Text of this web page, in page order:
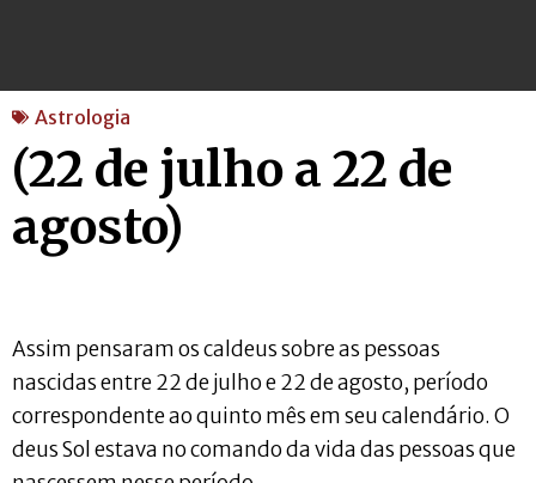
Astrologia
(22 de julho a 22 de
agosto)
Assim pensaram os caldeus sobre as pessoas
nascidas entre 22 de julho e 22 de agosto, período
correspondente ao quinto mês em seu calendário. O
deus Sol estava no comando da vida das pessoas que